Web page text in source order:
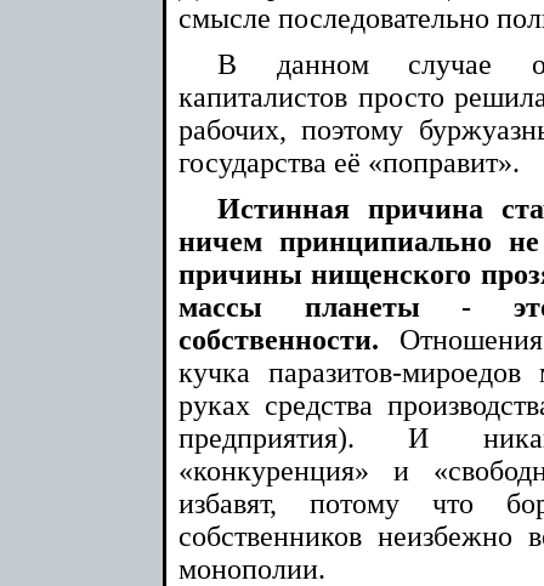
смысле последовательно
В данном случае
капиталистов просто
рабочих, поэтому
государства её «поправит».
Истинная причина
ничем принципиально
причины нищенского
массы планеты -
собственности.
кучка паразитов-
руках средства
предприятия). И
«конкуренция» и
избавят, потому что
собственников неизбежно
монополии.